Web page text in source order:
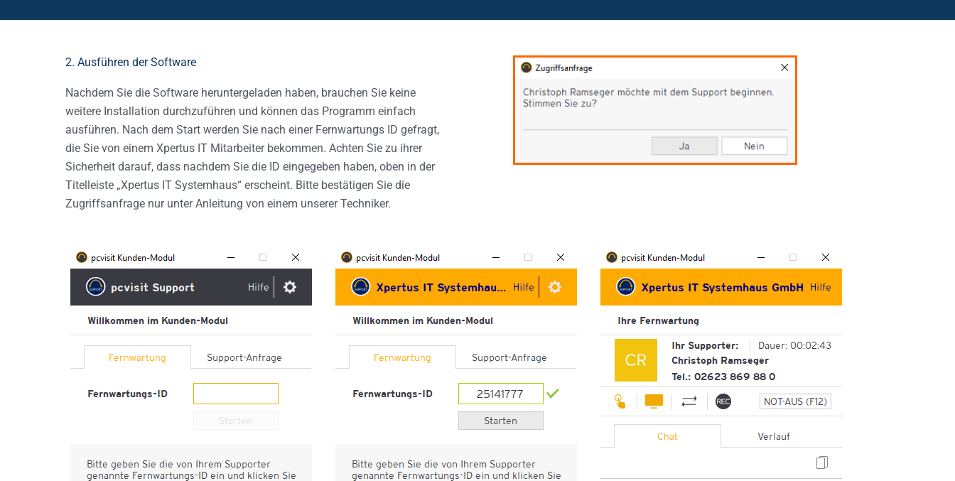
2. Ausführen der Software
Nachdem Sie die Software heruntergeladen haben, brauchen Sie keine
weitere Installation durchzuführen und können das Programm einfach
ausführen. Nach dem Start werden Sie nach einer Fernwartungs ID gefragt,
die Sie von einem Xpertus IT Mitarbeiter bekommen. Achten Sie zu ihrer
Sicherheit darauf, dass nachdem Sie die ID eingegeben haben, oben in der
Titelleiste „Xpertus IT Systemhaus“ erscheint. Bitte bestätigen Sie die
Zugriffsanfrage nur unter Anleitung von einem unserer Techniker.